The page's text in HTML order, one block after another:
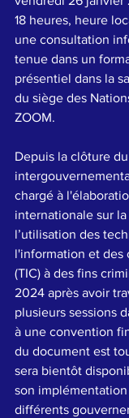
18 heures, heure
une consultation
tenue dans un
présentiel dans la
du siège des
ZOOM.
Depuis la clôture du
chargé à
internationale sur
l’utilisation des
l'information et des
(TIC) à des fins
2024 après avoir
plusieurs sessions
à une convention
du document est
sera bientôt
son
différents